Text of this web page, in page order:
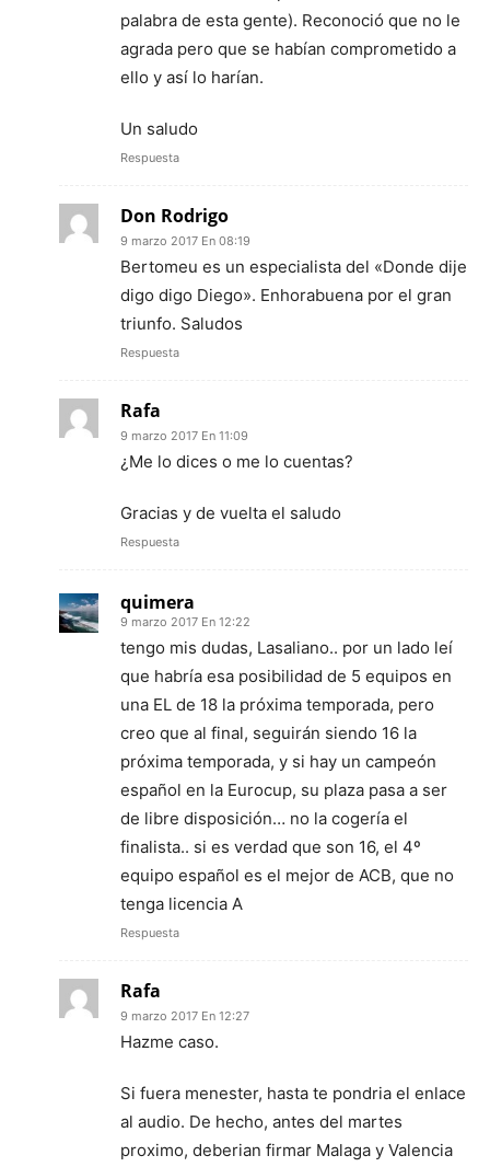
palabra de esta gente). Reconoció que no le
agrada pero que se habían comprometido a
ello y así lo harían.
Un saludo
Respuesta
Don Rodrigo
9 marzo 2017 En 08:19
Bertomeu es un especialista del «Donde dije
digo digo Diego». Enhorabuena por el gran
triunfo. Saludos
Respuesta
Rafa
9 marzo 2017 En 11:09
¿Me lo dices o me lo cuentas?
Gracias y de vuelta el saludo
Respuesta
quimera
9 marzo 2017 En 12:22
tengo mis dudas, Lasaliano.. por un lado leí
que habría esa posibilidad de 5 equipos en
una EL de 18 la próxima temporada, pero
creo que al final, seguirán siendo 16 la
próxima temporada, y si hay un campeón
español en la Eurocup, su plaza pasa a ser
de libre disposición… no la cogería el
finalista.. si es verdad que son 16, el 4º
equipo español es el mejor de ACB, que no
tenga licencia A
Respuesta
Rafa
9 marzo 2017 En 12:27
Hazme caso.
Si fuera menester, hasta te pondria el enlace
al audio. De hecho, antes del martes
proximo, deberian firmar Malaga y Valencia